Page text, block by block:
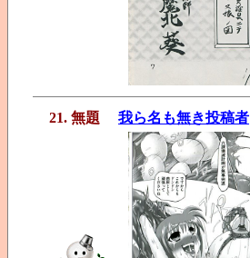
21. 無題 我ら名も無き投稿者